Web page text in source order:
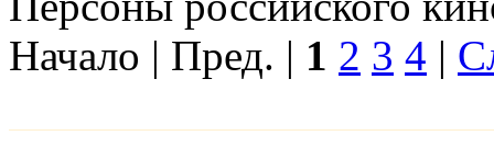
Начало | Пред. | 1 2 3 4 |